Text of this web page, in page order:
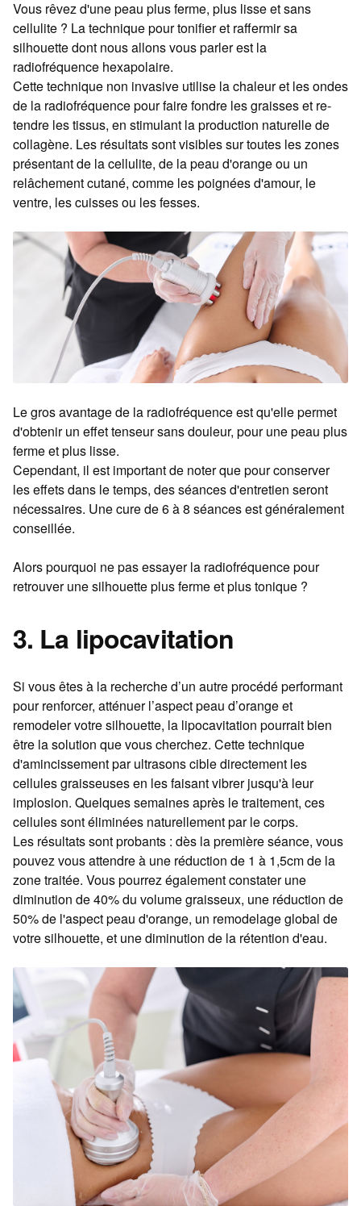
Vous rêvez d'une peau plus ferme, plus lisse et sans
cellulite ? La technique pour tonifier et raffermir sa
silhouette dont nous allons vous parler est la
radiofréquence hexapolaire.
Cette technique non invasive utilise la chaleur et les ondes
de la radiofréquence pour faire fondre les graisses et re-
tendre les tissus, en stimulant la production naturelle de
collagène. Les résultats sont visibles sur toutes les zones
présentant de la cellulite, de la peau d'orange ou un
relâchement cutané, comme les poignées d'amour, le
ventre, les cuisses ou les fesses.
Le gros avantage de la radiofréquence est qu'elle permet
d'obtenir un effet tenseur sans douleur, pour une peau plus
ferme et plus lisse.
Cependant, il est important de noter que pour conserver
les effets dans le temps, des séances d'entretien seront
nécessaires. Une cure de 6 à 8 séances est généralement
conseillée.
Alors pourquoi ne pas essayer la radiofréquence pour
retrouver une silhouette plus ferme et plus tonique ?
3. La lipocavitation
Si vous êtes à la recherche d’un autre procédé performant
pour renforcer, atténuer l’aspect peau d’orange et
remodeler votre silhouette, la lipocavitation pourrait bien
être la solution que vous cherchez. Cette technique
d'amincissement par ultrasons cible directement les
cellules graisseuses en les faisant vibrer jusqu'à leur
implosion. Quelques semaines après le traitement, ces
cellules sont éliminées naturellement par le corps.
Les résultats sont probants : dès la première séance, vous
pouvez vous attendre à une réduction de 1 à 1,5cm de la
zone traitée. Vous pourrez également constater une
diminution de 40% du volume graisseux, une réduction de
50% de l'aspect peau d'orange, un remodelage global de
votre silhouette, et une diminution de la rétention d'eau.